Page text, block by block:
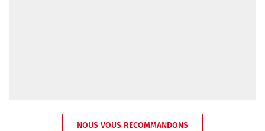
NOUS VOUS RECOMMANDONS